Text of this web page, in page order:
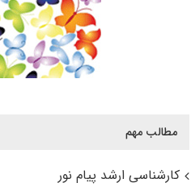
مطالب مهم
کارشناسی ارشد پیام نور